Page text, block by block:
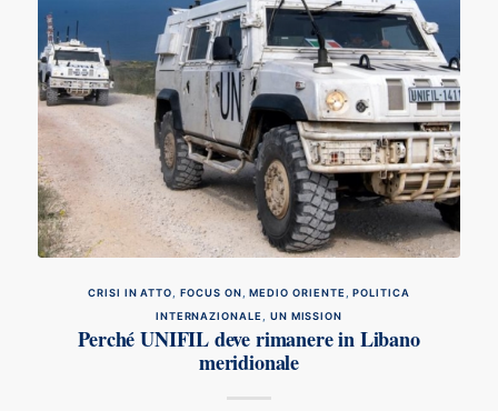
CRISI IN ATTO, FOCUS ON , MEDIO ORIENTE , POLITICA
INTERNAZIONALE , UN MISSION
Perché UNIFIL deve rimanere in Libano
meridionale